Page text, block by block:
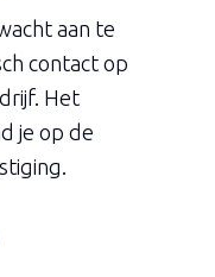
netjes parkeren op de
zal hetzelfde
en snel
gaat parkeren
aan te
contact op
Het
je op de